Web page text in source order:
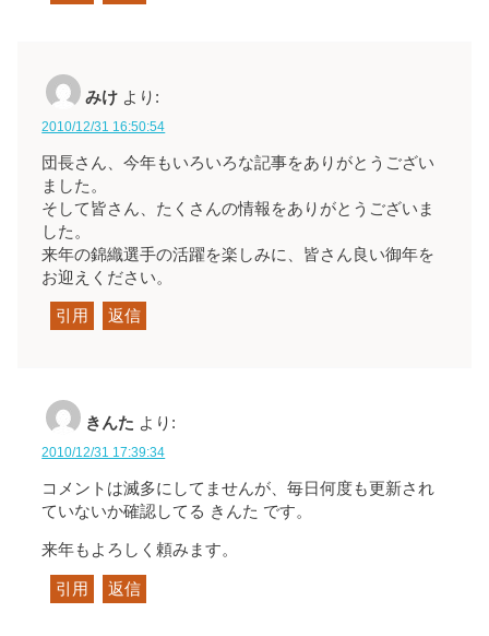
みけ より:
2010/12/31 16:50:54
団長さん、今年もいろいろな記事をありがとうござい
ました。
そして皆さん、たくさんの情報をありがとうございま
した。
来年の錦織選手の活躍を楽しみに、皆さん良い御年を
お迎えください。
引用 返信
きんた より:
2010/12/31 17:39:34
コメントは滅多にしてませんが、毎日何度も更新され
ていないか確認してる きんた です。
来年もよろしく頼みます。
引用 返信